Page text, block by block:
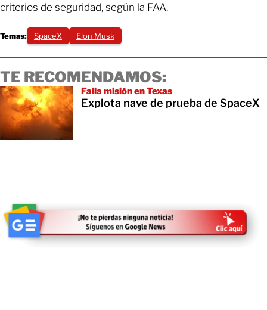
criterios de seguridad, según la FAA.
Temas: SpaceX Elon Musk
TE RECOMENDAMOS:
Falla misión en Texas
Explota nave de prueba de SpaceX